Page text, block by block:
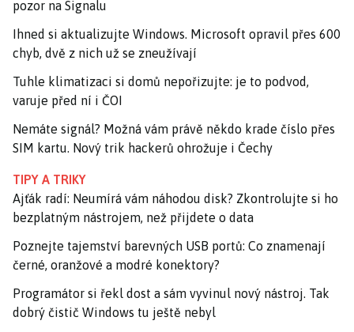
pozor na Signalu
Ihned si aktualizujte Windows. Microsoft opravil přes 600
chyb, dvě z nich už se zneužívají
Tuhle klimatizaci si domů nepořizujte: je to podvod,
varuje před ní i ČOI
Nemáte signál? Možná vám právě někdo krade číslo přes
SIM kartu. Nový trik hackerů ohrožuje i Čechy
TIPY A TRIKY
Ajťák radí: Neumírá vám náhodou disk? Zkontrolujte si ho
bezplatným nástrojem, než přijdete o data
Poznejte tajemství barevných USB portů: Co znamenají
černé, oranžové a modré konektory?
Programátor si řekl dost a sám vyvinul nový nástroj. Tak
dobrý čistič Windows tu ještě nebyl